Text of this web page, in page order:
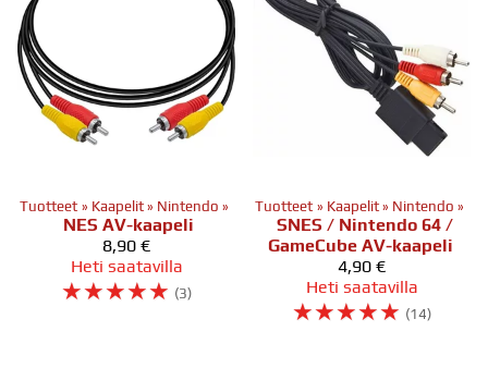
Tuotteet ‪» Kaapelit ‪» Nintendo ‪»
NES AV-kaapeli
8,90 €
Heti saatavilla
☆☆☆☆☆ (3)
Tuotteet ‪» Kaapelit ‪» Nintendo ‪»
SNES / Nintendo 64 /
GameCube AV-kaapeli
4,90 €
Heti saatavilla
☆☆☆☆☆ (14)